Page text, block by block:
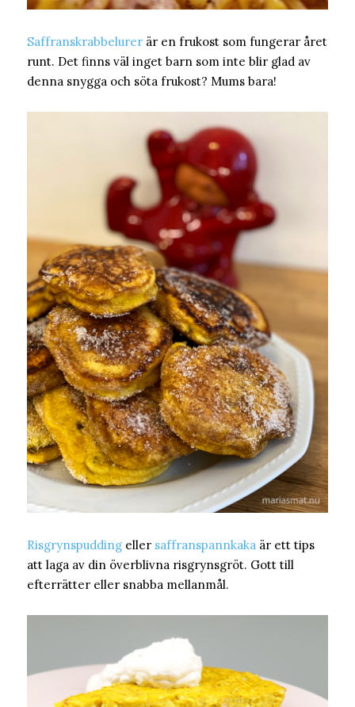
Saffranskrabbelurer är en frukost som fungerar året
runt. Det finns väl inget barn som inte blir glad av
denna snygga och söta frukost? Mums bara!
Risgrynspudding eller saffranspannkaka är ett tips
att laga av din överblivna risgrynsgröt. Gott till
efterrätter eller snabba mellanmål.